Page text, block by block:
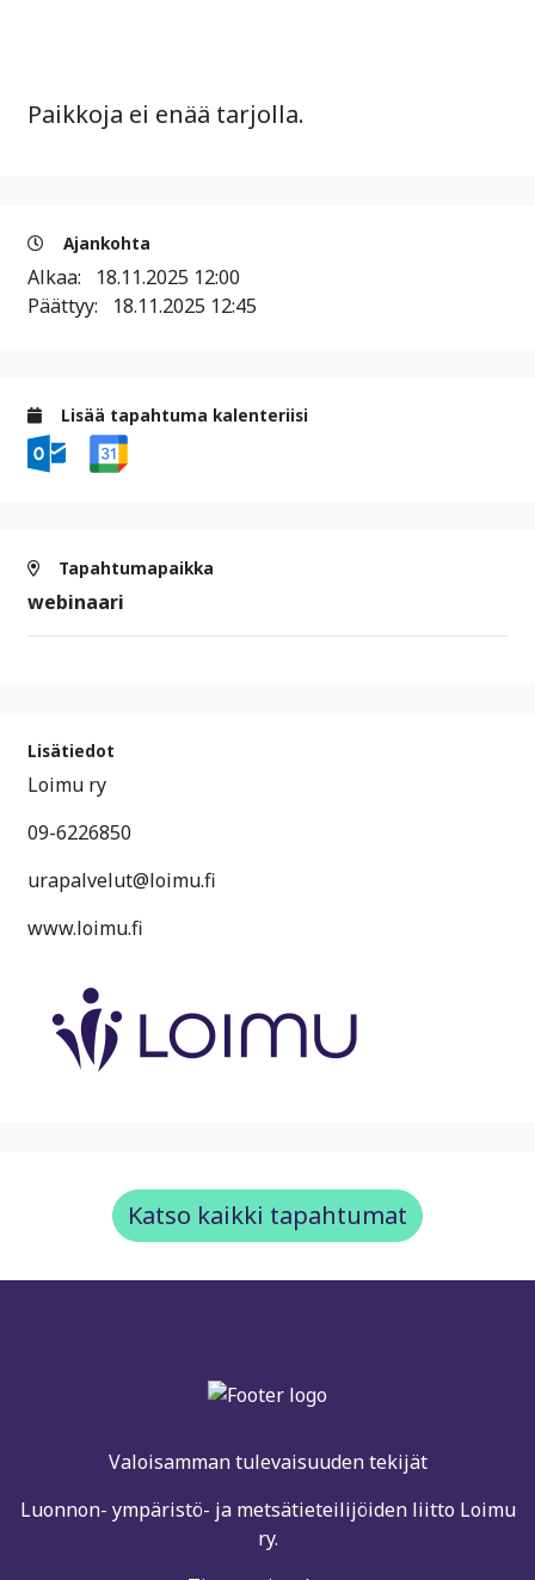
Paikkoja ei enää tarjolla.
Ajankohta
Alkaa: 18.11.2025 12:00
Päättyy: 18.11.2025 12:45
Lisää tapahtuma kalenteriisi
Tapahtumapaikka
webinaari
Lisätiedot
Loimu ry
09-6226850
urapalvelut@loimu.fi
www.loimu.fi
Katso kaikki tapahtumat
Valoisamman tulevaisuuden tekijät
Luonnon- ympäristö- ja metsätieteilijöiden liitto Loimu
ry.